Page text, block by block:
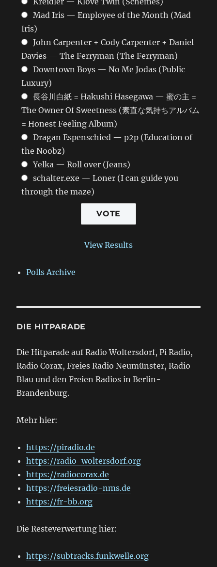
Mad Iris — Employee of the Month (Mad
Iris)
John Carpenter + Cody Carpenter + Daniel
Davies — The Ferryman (The Ferryman)
Downtown Boys — No Me Jodas (Public
Luxury)
長谷川白紙 = Hakushi Hasegawa — 蜜の主 =
The Owner Of Sweetness (素直な気持ちアルバム
= Honest Feeling Album)
Dragan Espenschied — p2p (Education of
the Noobz)
Yelka — Roll over (Jeans)
schalter.exe — Loner (I can guide you
through the maze)
View Results
Polls Archive
DIE HITPARADE
Die Hitparade auf Radio Woltersdorf, Pi Radio,
Radio Corax, Freies Radio Neumünster, Radio
Blau und den Freien Radios in Berlin-
Brandenburg.
Mehr hier:
https://piradio.de
https://radio-woltersdorf.org
https://radiocorax.de
https://freiesradio-nms.de
https://fr-bb.org
Die Resteverwertung hier:
https://subtracks.funkwelle.org